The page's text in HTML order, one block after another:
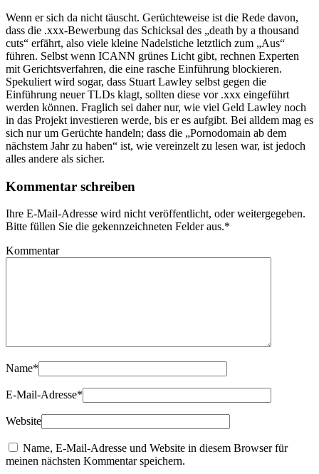
Wenn er sich da nicht täuscht. Gerüchteweise ist die Rede davon,
dass die .xxx-Bewerbung das Schicksal des „death by a thousand
cuts“ erfährt, also viele kleine Nadelstiche letztlich zum „Aus“
führen. Selbst wenn ICANN grünes Licht gibt, rechnen Experten
mit Gerichtsverfahren, die eine rasche Einführung blockieren.
Spekuliert wird sogar, dass Stuart Lawley selbst gegen die
Einführung neuer TLDs klagt, sollten diese vor .xxx eingeführt
werden können. Fraglich sei daher nur, wie viel Geld Lawley noch
in das Projekt investieren werde, bis er es aufgibt. Bei alldem mag es
sich nur um Gerüchte handeln; dass die „Pornodomain ab dem
nächstem Jahr zu haben“ ist, wie vereinzelt zu lesen war, ist jedoch
alles andere als sicher.
Kommentar schreiben
Ihre E-Mail-Adresse wird nicht veröffentlicht, oder weitergegeben.
Bitte füllen Sie die gekennzeichneten Felder aus.*
Kommentar
Name*
E-Mail-Adresse*
Website
Name, E-Mail-Adresse und Website in diesem Browser für
meinen nächsten Kommentar speichern.